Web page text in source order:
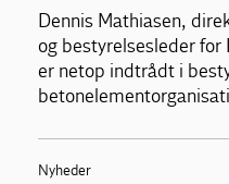
Dennis Mathiasen,
og bestyrelsesleder for
er netop indtrådt i
Nyheder